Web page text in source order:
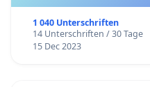
1 040 Unterschriften
14 Unterschriften / 30 Tage
15 Dec 2023